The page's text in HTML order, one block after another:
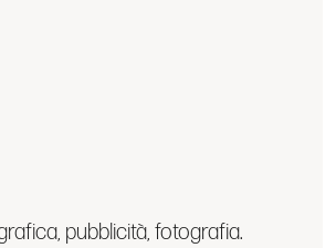
pubblicità, fotografia.